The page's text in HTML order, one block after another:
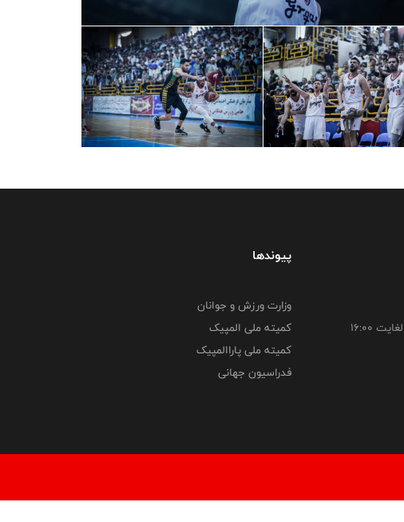
پیوندها
وزارت ورزش و جوانان
کمیته ملی المپیک
کمیته ملی پاراالمپیک
فدراسیون جهانی